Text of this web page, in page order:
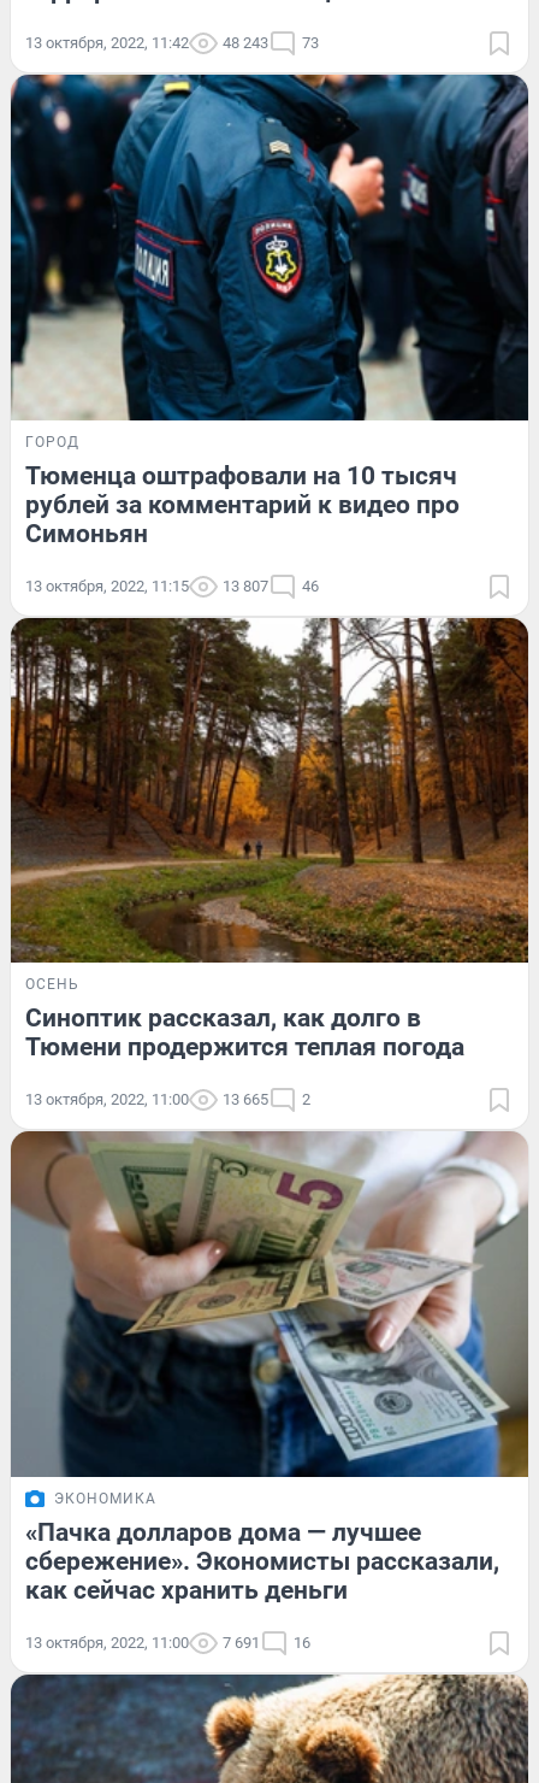
13 октября, 2022, 11:42 48 243 73
ГОРОД
Тюменца оштрафовали на 10 тысяч
рублей за комментарий к видео про
Симоньян
13 октября, 2022, 11:15 13 807 46
ОСЕНЬ
Синоптик рассказал, как долго в
Тюмени продержится теплая погода
13 октября, 2022, 11:00 13 665 2
ЭКОНОМИКА
«Пачка долларов дома — лучшее
сбережение». Экономисты рассказали,
как сейчас хранить деньги
13 октября, 2022, 11:00 7 691 16